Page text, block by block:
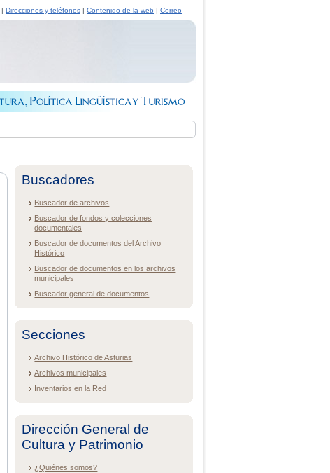
| Direcciones y teléfonos | Contenido de la web | Correo
Buscadores
Buscador de archivos
Buscador de fondos y colecciones
documentales
Buscador de documentos del Archivo
Histórico
Buscador de documentos en los archivos
municipales
Buscador general de documentos
Secciones
Archivo Histórico de Asturias
Archivos municipales
Inventarios en la Red
Dirección General de
Cultura y Patrimonio
¿Quiénes somos?